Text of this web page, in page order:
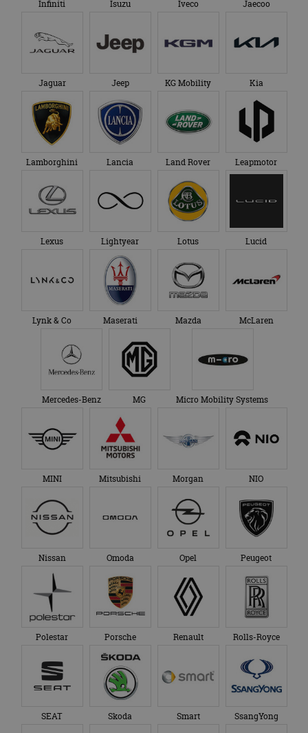
Infiniti Isuzu Iveco Jaecoo
Jaguar Jeep KG Mobility Kia
Lamborghini Lancia Land Rover Leapmotor
Lexus Lightyear Lotus Lucid
Lynk & Co Maserati Mazda McLaren
Mercedes-Benz MG Micro Mobility Systems
MINI Mitsubishi Morgan NIO
Nissan Omoda Opel Peugeot
Polestar Porsche Renault Rolls-Royce
SEAT Skoda Smart SsangYong